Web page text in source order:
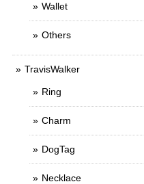
Wallet
Others
TravisWalker
Ring
Charm
DogTag
Necklace